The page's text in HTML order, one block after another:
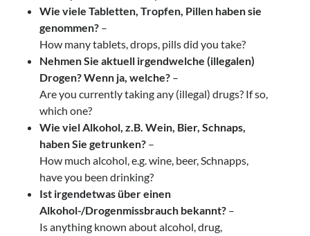
Wie viele Tabletten, Tropfen, Pillen haben sie
genommen? –
How many tablets, drops, pills did you take?
Nehmen Sie aktuell irgendwelche (illegalen)
Drogen? Wenn ja, welche? –
Are you currently taking any (illegal) drugs? If so,
which one?
Wie viel Alkohol, z.B. Wein, Bier, Schnaps,
haben Sie getrunken? –
How much alcohol, e.g. wine, beer, Schnapps,
have you been drinking?
Ist irgendetwas über einen
Alkohol-/Drogenmissbrauch bekannt? –
Is anything known about alcohol, drug,